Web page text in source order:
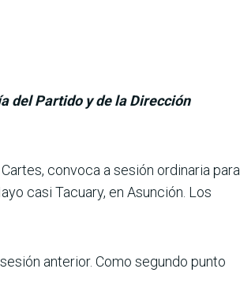
del Partido y de la Dirección
con­voca a sesión ordinaria para
casi Tacuary, en Asunción. Los
anterior. Como segundo punto